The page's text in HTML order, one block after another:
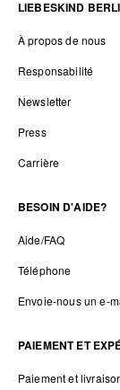
LIEBESKIND
À propos de nous
Responsabilité
Newsletter
Press
Carrière
BESOIN D'AIDE?
Aide/FAQ
Téléphone
Envoie-nous un e-
PAIEMENT ET
Paiement et